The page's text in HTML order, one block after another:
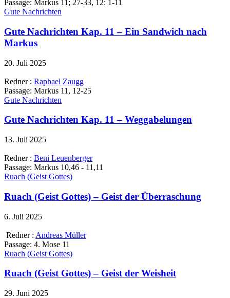
Passage: Markus 11; 27-33, 12: 1-11
Gute Nachrichten
Gute Nachrichten Kap. 11 – Ein Sandwich nach
Markus
20. Juli 2025
Redner : Raphael Zaugg
Passage: Markus 11, 12-25
Gute Nachrichten
Gute Nachrichten Kap. 11 – Weggabelungen
13. Juli 2025
Redner : Beni Leuenberger
Passage: Markus 10,46 - 11,11
Ruach (Geist Gottes)
Ruach (Geist Gottes) – Geist der Überraschung
6. Juli 2025
Redner : Andreas Müller
Passage: 4. Mose 11
Ruach (Geist Gottes)
Ruach (Geist Gottes) – Geist der Weisheit
29. Juni 2025